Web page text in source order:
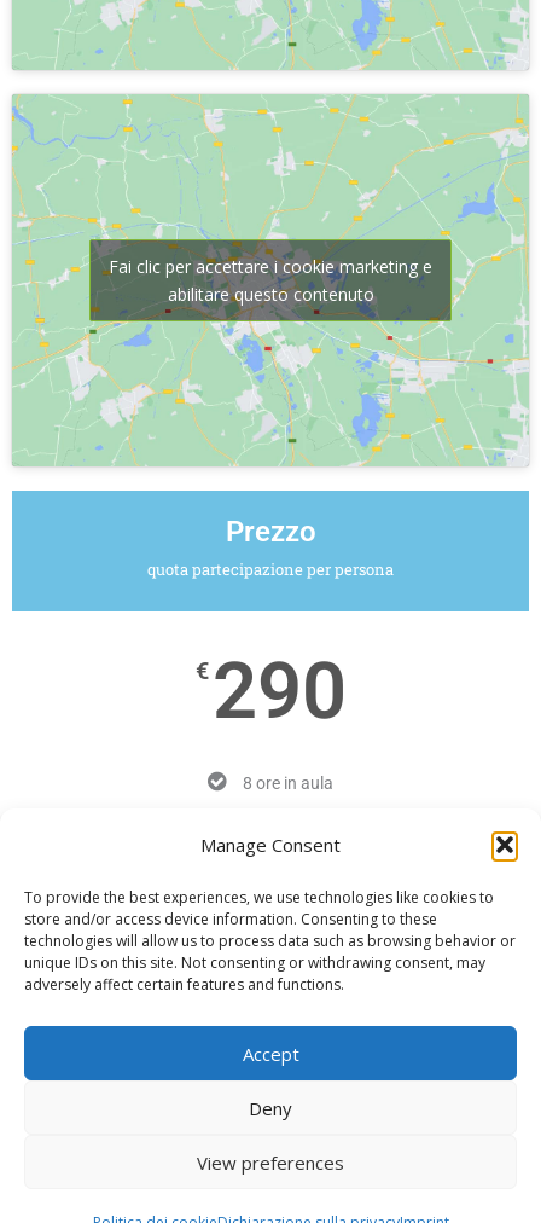
Manage Consent
To provide the best experiences, we use technologies like cookies to
store and/or access device information. Consenting to these
technologies will allow us to process data such as browsing behavior or
unique IDs on this site. Not consenting or withdrawing consent, may
adversely affect certain features and functions.
Accept
Deny
View preferences
Fai clic per accettare i cookie marketing e
abilitare questo contenuto
Prezzo
quota partecipazione per persona
€ 290
8 ore in aula
max 5 partecipanti
Modelli Excel e pronti all'uso
Certificato di Fine corso
OFFERTA
Cookie Policy
Dichiarazione sulla privacy (UE)
Termini e condizioni